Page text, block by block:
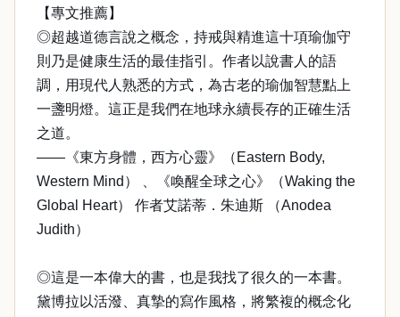
【專文推薦】
◎超越道德言說之概念，持戒與精進這十項瑜伽守
則乃是健康生活的最佳指引。作者以說書人的語
調，用現代人熟悉的方式，為古老的瑜伽智慧點上
一盞明燈。這正是我們在地球永續長存的正確生活
之道。
——《東方身體，西方心靈》（Eastern Body,
Western Mind） 、《喚醒全球之心》（Waking the
Global Heart） 作者艾諾蒂．朱迪斯 （Anodea
Judith）
◎這是一本偉大的書，也是我找了很久的一本書。
黛博拉以活潑、真摯的寫作風格，將繁複的概念化